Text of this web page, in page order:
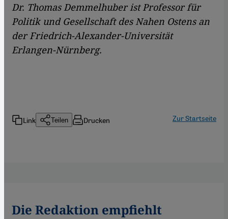
Dr. Thomas Demmelhuber ist Professor für
Politik und Gesellschaft des Nahen Ostensan
der Friedrich-Alexander-Universität
Erlangen-Nürnberg.
Link Teilen Drucken Zur Startseite
Die Redaktion empfiehlt